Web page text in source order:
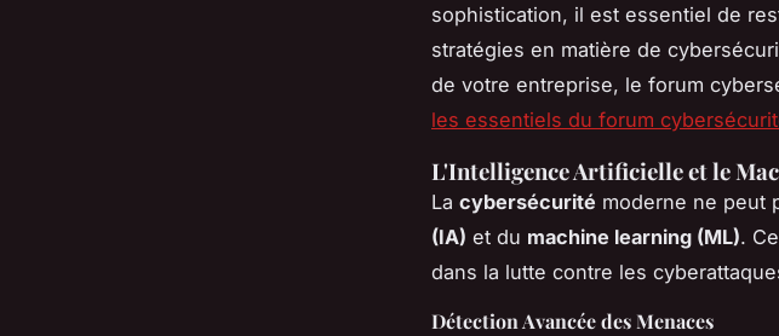
sophistication, il est essentiel de
stratégies en matière de
de votre entreprise, le forum
les essentiels du forum
L'Intelligence Artificielle et le
La cybersécurité moderne ne peut
(IA) et du machine learning (ML).
dans la lutte contre les
Détection Avancée des Menaces